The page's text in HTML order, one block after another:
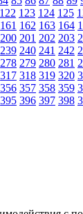
122 123 124 125
161 162 163 164
200 201 202 203
239 240 241 242
278 279 280 281
317 318 319 320
356 357 358 359
395 396 397 398